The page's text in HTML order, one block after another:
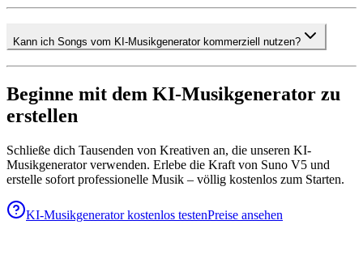
Kann ich Songs vom KI-Musikgenerator kommerziell nutzen?
Beginne mit dem KI-Musikgenerator zu
erstellen
Schließe dich Tausenden von Kreativen an, die unseren KI-
Musikgenerator verwenden. Erlebe die Kraft von Suno V5 und
erstelle sofort professionelle Musik – völlig kostenlos zum Starten.
KI-Musikgenerator kostenlos testenPreise ansehen